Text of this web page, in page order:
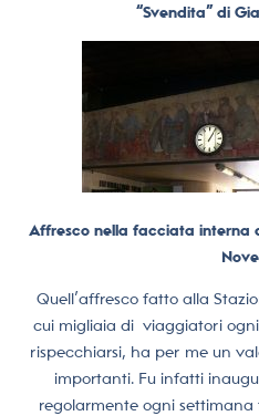
“Svendita” di
Affresco nella facciata interna
Quell’affresco fatto alla
cui migliaia di viaggiatori
rispecchiarsi, ha per me un
importanti. Fu infatti
regolarmente ogni